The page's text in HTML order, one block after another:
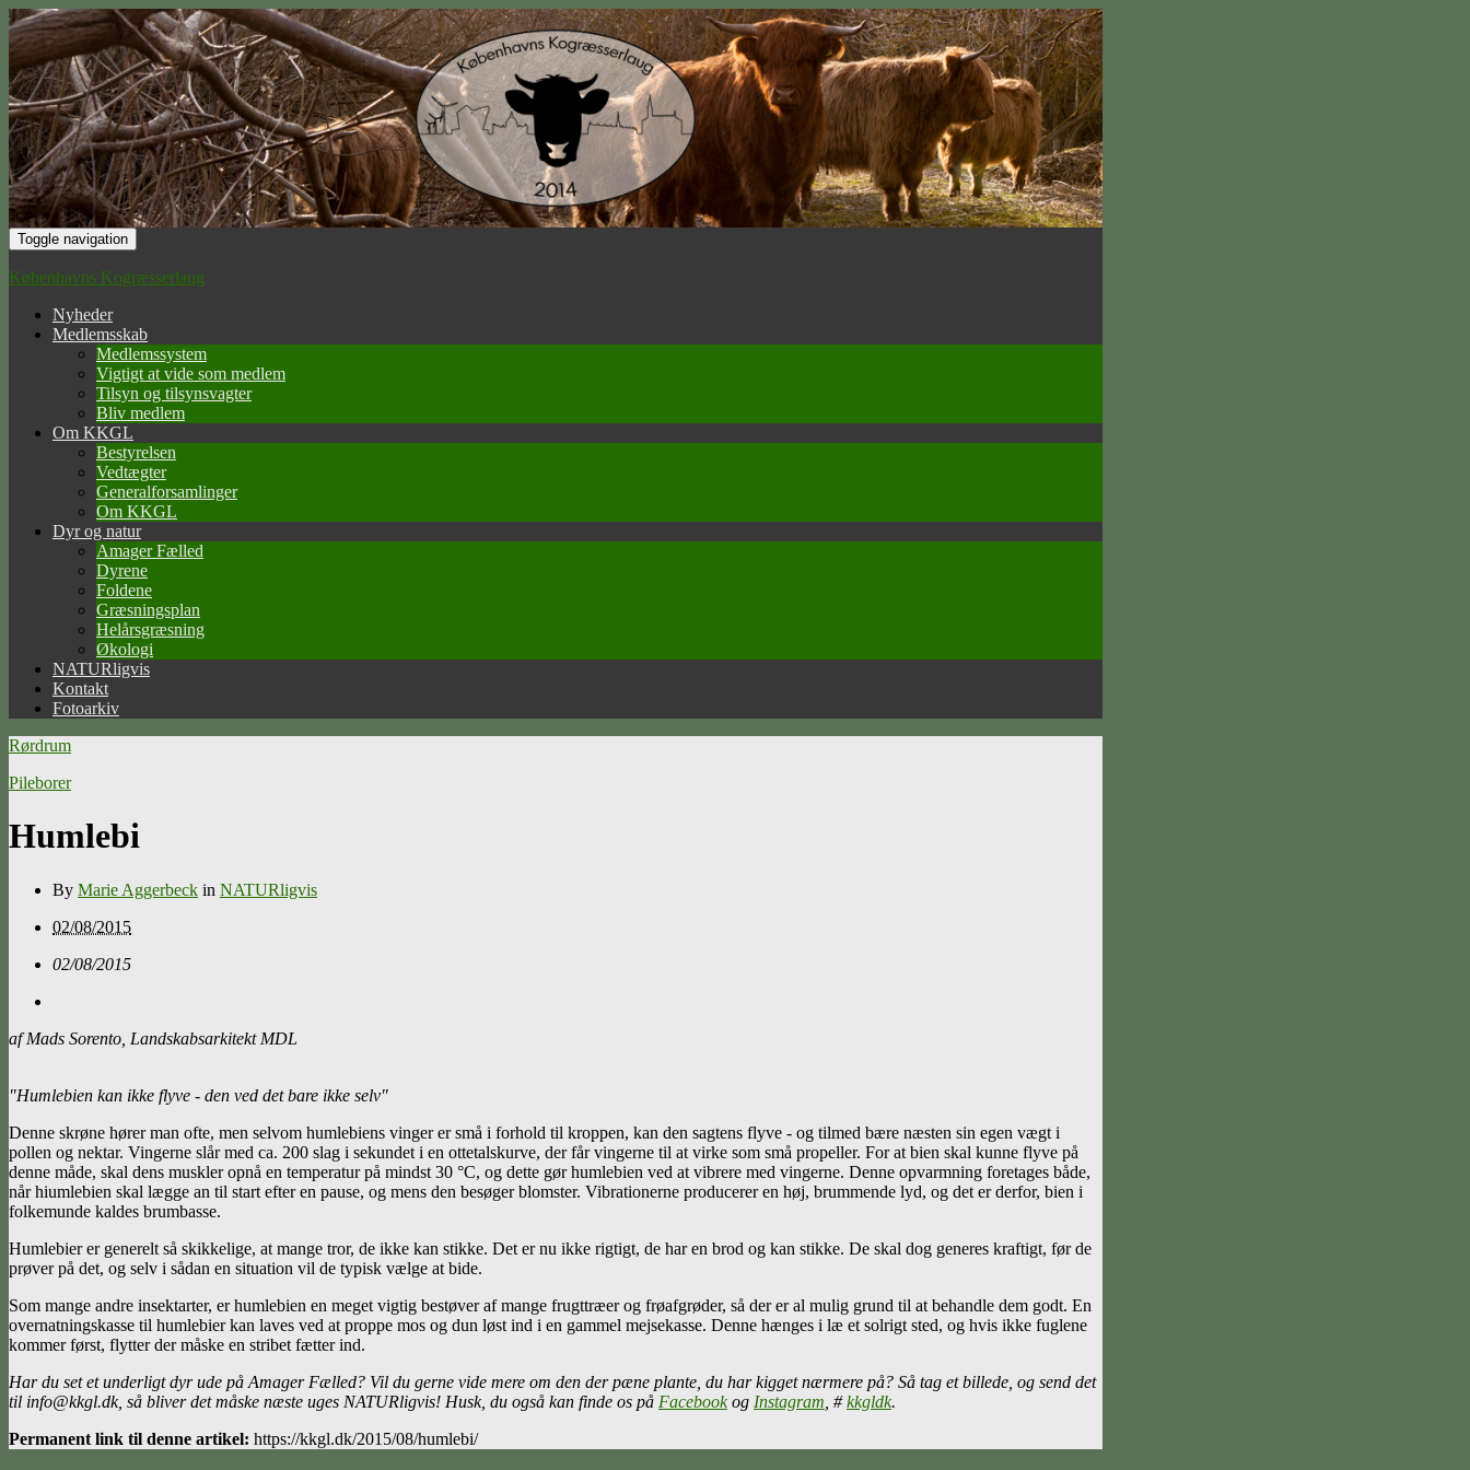
Toggle navigation
Københavns Kogræsserlaug
Nyheder
Medlemsskab
Medlemssystem
Vigtigt at vide som medlem
Tilsyn og tilsynsvagter
Bliv medlem
Om KKGL
Bestyrelsen
Vedtægter
Generalforsamlinger
Om KKGL
Dyr og natur
Amager Fælled
Dyrene
Foldene
Græsningsplan
Helårsgræsning
Økologi
NATURligvis
Kontakt
Fotoarkiv
Rørdrum
Pileborer
Humlebi
By Marie Aggerbeck in NATURligvis
02/08/2015
02/08/2015
af Mads Sorento, Landskabsarkitekt MDL
"Humlebien kan ikke flyve - den ved det bare ikke selv"
Denne skrøne hører man ofte, men selvom humlebiens vinger er små i forhold til kroppen, kan den sagtens flyve - og tilmed bære næsten sin egen vægt i
pollen og nektar. Vingerne slår med ca. 200 slag i sekundet i en ottetalskurve, der får vingerne til at virke som små propeller. For at bien skal kunne flyve på
denne måde, skal dens muskler opnå en temperatur på mindst 30 °C, og dette gør humlebien ved at vibrere med vingerne. Denne opvarmning foretages både,
når hiumlebien skal lægge an til start efter en pause, og mens den besøger blomster. Vibrationerne producerer en høj, brummende lyd, og det er derfor, bien i
folkemunde kaldes brumbasse.
Humlebier er generelt så skikkelige, at mange tror, de ikke kan stikke. Det er nu ikke rigtigt, de har en brod og kan stikke. De skal dog generes kraftigt, før de
prøver på det, og selv i sådan en situation vil de typisk vælge at bide.
Som mange andre insektarter, er humlebien en meget vigtig bestøver af mange frugttræer og frøafgrøder, så der er al mulig grund til at behandle dem godt. En
overnatningskasse til humlebier kan laves ved at proppe mos og dun løst ind i en gammel mejsekasse. Denne hænges i læ et solrigt sted, og hvis ikke fuglene
kommer først, flytter der måske en stribet fætter ind.
Har du set et underligt dyr ude på Amager Fælled? Vil du gerne vide mere om den der pæne plante, du har kigget nærmere på? Så tag et billede, og send det
til info@kkgl.dk, så bliver det måske næste uges NATURligvis! Husk, du også kan finde os på Facebookog Instagram , #kkgldk.
Permanent link til denne artikel: https://kkgl.dk/2015/08/humlebi/